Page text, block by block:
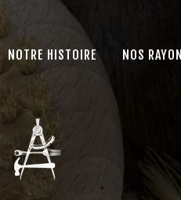
NOTRE HISTOIRE NOS